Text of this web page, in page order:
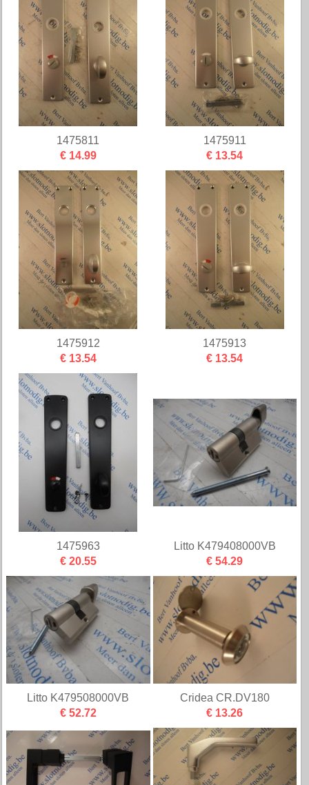
1475811
€ 14.99
1475911
€ 13.54
1475912
€ 13.54
1475913
€ 13.54
1475963
€ 20.55
Litto K479408000VB
€ 54.29
Litto K479508000VB
€ 52.72
Cridea CR.DV180
€ 13.26